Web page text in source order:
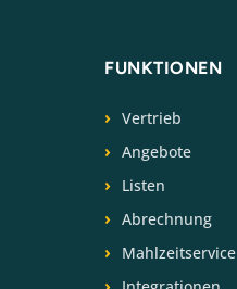
FUNKTIONEN
Vertrieb
Angebote
Listen
Abrechnung
Mahlzeitservice